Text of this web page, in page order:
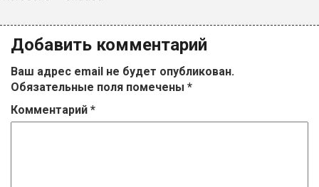
Добавить комментарий
Ваш адрес email не будет опубликован.
Обязательные поля помечены *
Комментарий *